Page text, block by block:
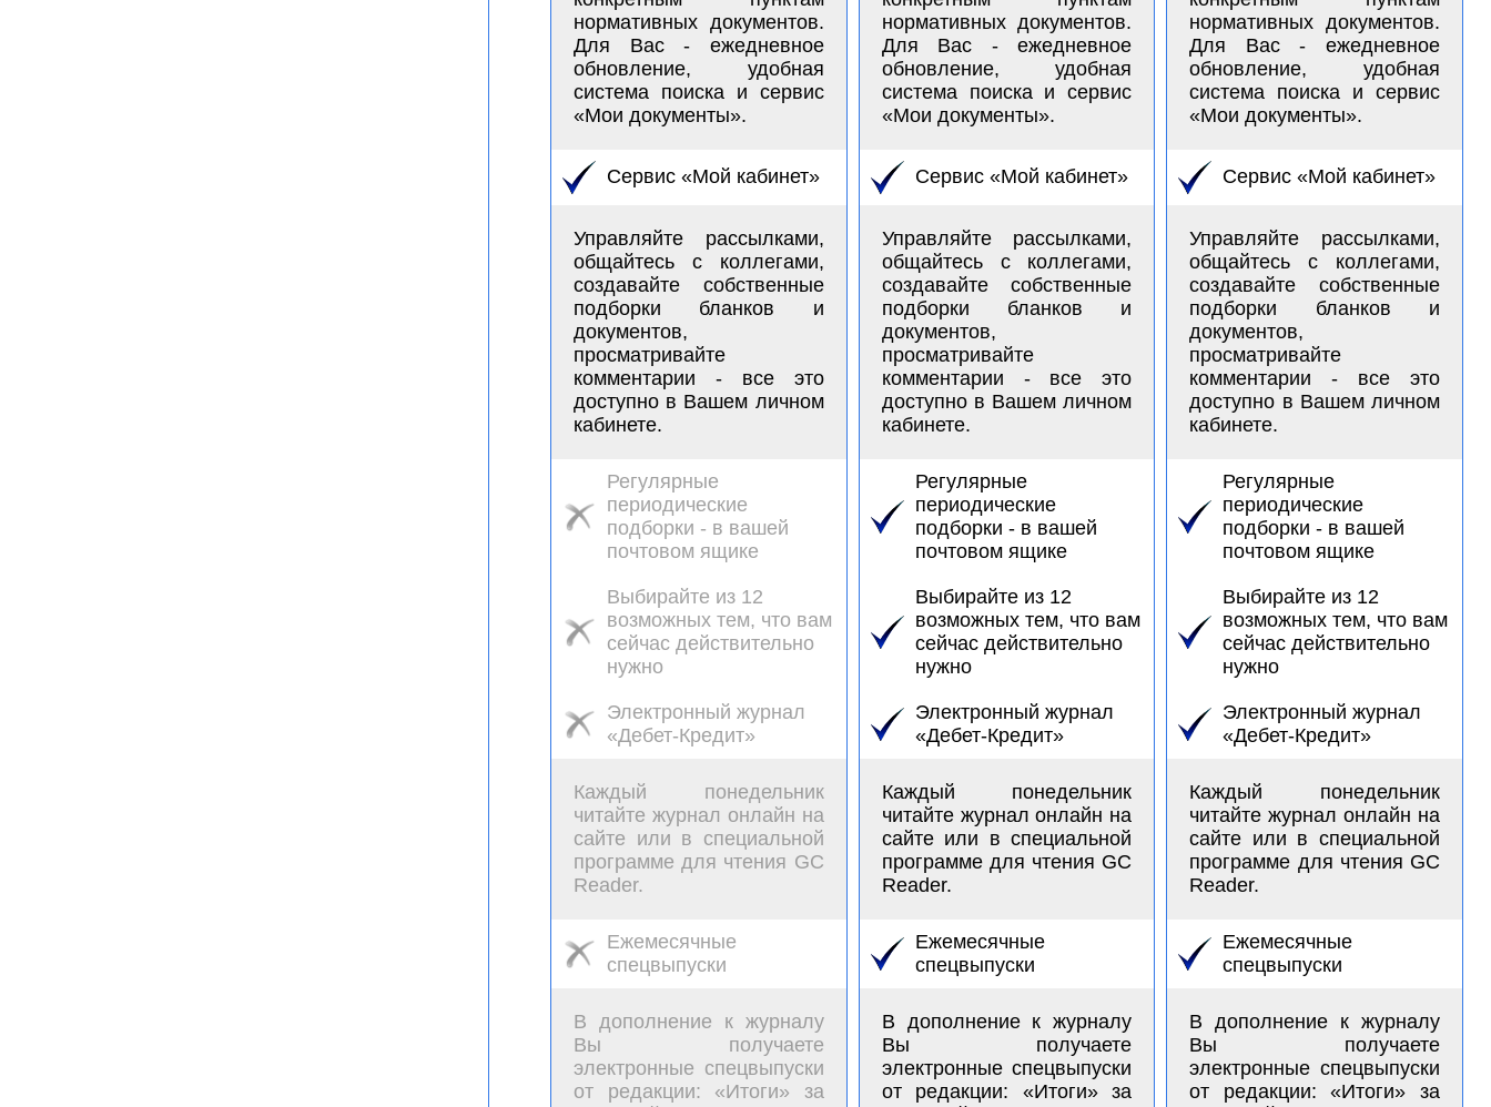
нормативных документов.
Для Вас - ежедневное
обновление, удобная
система поиска и сервис
«Мои документы».
Сервис «Мой кабинет»
Управляйте рассылками,
общайтесь с коллегами,
создавайте собственные
подборки бланков и
документов,
просматривайте
комментарии - все это
доступно в Вашем личном
кабинете.
Регулярные
периодические
подборки - в вашей
почтовом ящике
Выбирайте из 12
возможных тем, что вам
сейчас действительно
нужно
Электронный журнал
«Дебет-Кредит»
Каждый понедельник
читайте журнал онлайн на
сайте или в специальной
программе для чтения GC
Reader.
Ежемесячные
спецвыпуски
В дополнение к журналу
Вы получаете
электронные спецвыпуски
от редакции: «Итоги» за
нормативных документов.
Для Вас - ежедневное
обновление, удобная
система поиска и сервис
«Мои документы».
Сервис «Мой кабинет»
Управляйте рассылками,
общайтесь с коллегами,
создавайте собственные
подборки бланков и
документов,
просматривайте
комментарии - все это
доступно в Вашем личном
кабинете.
Регулярные
периодические
подборки - в вашей
почтовом ящике
Выбирайте из 12
возможных тем, что вам
сейчас действительно
нужно
Электронный журнал
«Дебет-Кредит»
Каждый понедельник
читайте журнал онлайн на
сайте или в специальной
программе для чтения GC
Reader.
Ежемесячные
спецвыпуски
В дополнение к журналу
Вы получаете
электронные спецвыпуски
от редакции: «Итоги» за
нормативных документов.
Для Вас - ежедневное
обновление, удобная
система поиска и сервис
«Мои документы».
Сервис «Мой кабинет»
Управляйте рассылками,
общайтесь с коллегами,
создавайте собственные
подборки бланков и
документов,
просматривайте
комментарии - все это
доступно в Вашем личном
кабинете.
Регулярные
периодические
подборки - в вашей
почтовом ящике
Выбирайте из 12
возможных тем, что вам
сейчас действительно
нужно
Электронный журнал
«Дебет-Кредит»
Каждый понедельник
читайте журнал онлайн на
сайте или в специальной
программе для чтения GC
Reader.
Ежемесячные
спецвыпуски
В дополнение к журналу
Вы получаете
электронные спецвыпуски
от редакции: «Итоги» за